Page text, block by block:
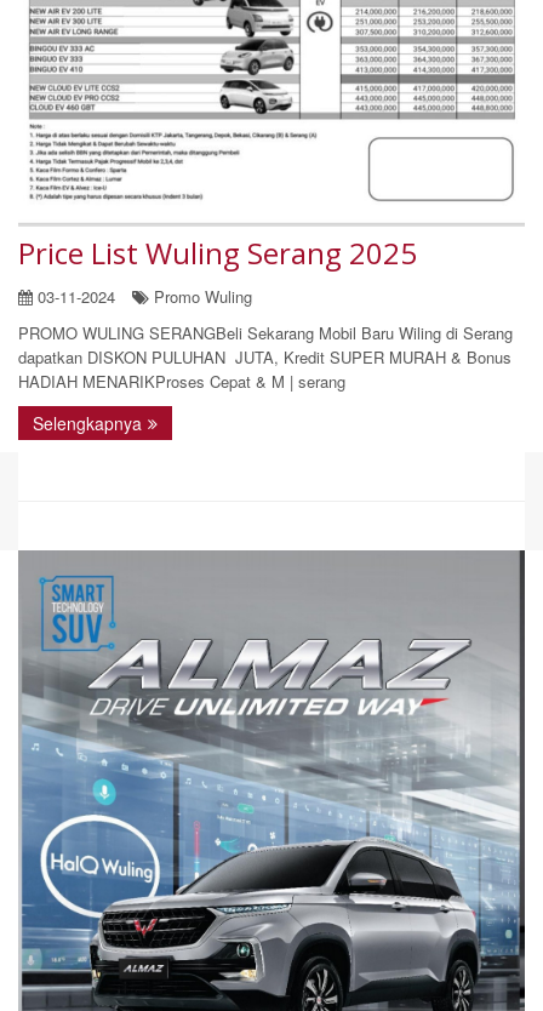
Price List Wuling Serang 2025
03-11-2024
Promo Wuling
PROMO WULING SERANGBeli Sekarang Mobil Baru Wiling di Serang
dapatkan DISKON PULUHAN JUTA, Kredit SUPER MURAH & Bonus
HADIAH MENARIKProses Cepat & M | serang
Selengkapnya